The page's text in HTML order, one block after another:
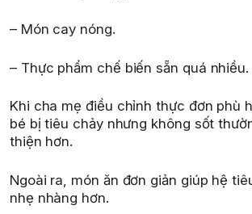
– Món cay nóng.
– Thực phẩm chế biến sẵn quá nhiều.
Khi cha mẹ điều chỉnh thực đơn phù
bé bị tiêu chảy nhưng không sốt
thiện hơn.
Ngoài ra, món ăn đơn giản giúp hệ
nhẹ nhàng hơn.